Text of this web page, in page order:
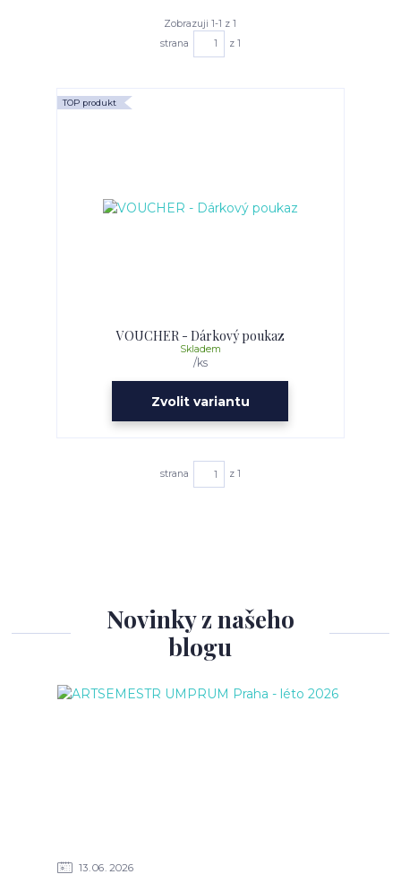
Zobrazuji 1-1 z 1
strana
z 1
TOP produkt
VOUCHER - Dárkový poukaz
/ks
Skladem
Zvolit variantu
strana z 1
Novinky z našeho
blogu
13 06 2026